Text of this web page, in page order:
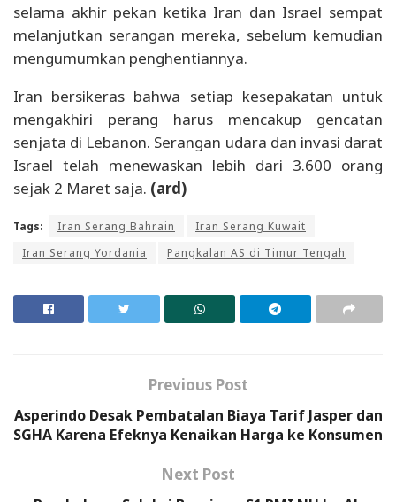
selama akhir pekan ketika Iran dan Israel sempat
melanjutkan serangan mereka, sebelum kemudian
mengumumkan penghentiannya.
Iran bersikeras bahwa setiap kesepakatan untuk
mengakhiri perang harus mencakup gencatan
senjata di Lebanon. Serangan udara dan invasi darat
Israel telah menewaskan lebih dari 3.600 orang
sejak 2 Maret saja. (ard)
Tags: Iran Serang Bahrain
Iran Serang Kuwait
Iran Serang Yordania
Pangkalan AS di Timur Tengah
Previous Post
Asperindo Desak Pembatalan Biaya Tarif Jasper dan
SGHA Karena Efeknya Kenaikan Harga ke Konsumen
Next Post